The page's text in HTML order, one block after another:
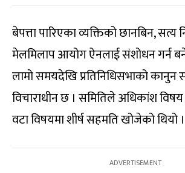
बेपत्ता पारिएका व्यक्तिको छानबिन,
मेलमिलाप आयोग ऐनलाई संशोधन गर्न
लामो समयदेखि प्रतिनिधिसभाको कानुन
विचाराधीन छ । समितिले अधिकांश
वटा विषयमा शीर्ष सहमति खोजेको थियो ।